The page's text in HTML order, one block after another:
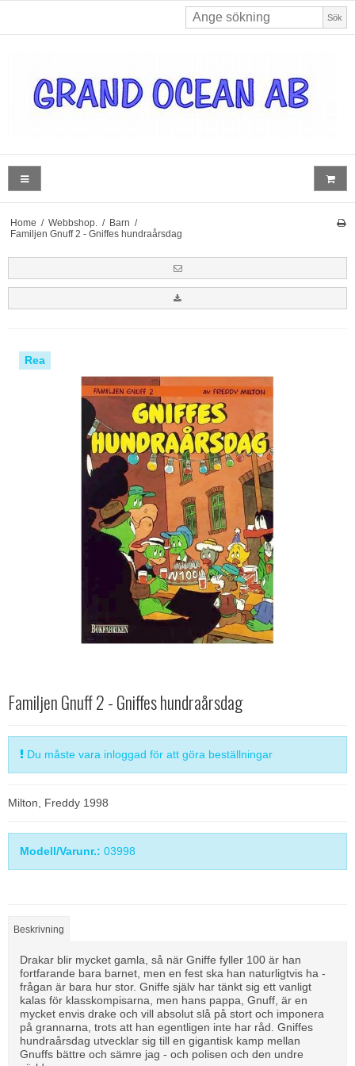
Sök
Home / Webbshop. / Barn /
Familjen Gnuff 2 - Gniffes hundraårsdag
Rea
Familjen Gnuff 2 - Gniffes hundraårsdag
Du måste vara inloggad för att göra beställningar
Milton, Freddy 1998
Modell/Varunr.: 03998
Beskrivning
Drakar blir mycket gamla, så när Gniffe fyller 100 är han
fortfarande bara barnet, men en fest ska han naturligtvis ha -
frågan är bara hur stor. Gniffe själv har tänkt sig ett vanligt
kalas för klasskompisarna, men hans pappa, Gnuff, är en
mycket envis drake och vill absolut slå på stort och imponera
på grannarna, trots att han egentligen inte har råd. Gniffes
hundraårsdag utvecklar sig till en gigantisk kamp mellan
Gnuffs bättre och sämre jag - och polisen och den undre